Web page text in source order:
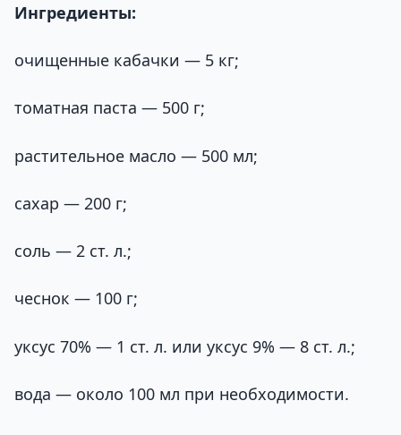
Ингредиенты:
очищенные кабачки — 5 кг;
томатная паста — 500 г;
растительное масло — 500 мл;
сахар — 200 г;
соль — 2 ст. л.;
чеснок — 100 г;
уксус 70% — 1 ст. л. или уксус 9% — 8 ст. л.;
вода — около 100 мл при необходимости.